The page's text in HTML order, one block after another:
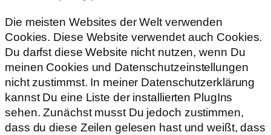
Die meisten Websites der Welt verwenden
Cookies. Diese Website verwendet auch Cookies.
Du darfst diese Website nicht nutzen, wenn Du
meinen Cookies und Datenschutzeinstellungen
nicht zustimmst. In meiner Datenschutzerklärung
kannst Du eine Liste der installierten PlugIns
sehen. Zunächst musst Du jedoch zustimmen,
dass du diese Zeilen gelesen hast und weißt, dass